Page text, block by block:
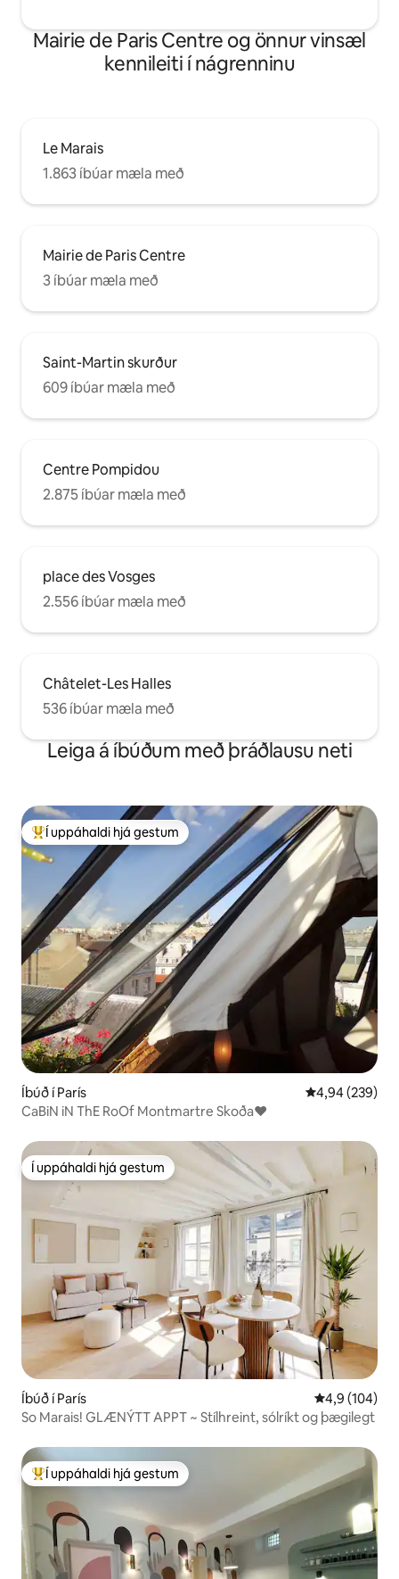
Mairie de Paris Centre og önnur vinsæl
kennileiti í nágrenninu
Le Marais
1.863 íbúar mæla með
Mairie de Paris Centre
3 íbúar mæla með
Saint-Martin skurður
609 íbúar mæla með
Centre Pompidou
2.875 íbúar mæla með
place des Vosges
2.556 íbúar mæla með
Châtelet-Les Halles
536 íbúar mæla með
Leiga á íbúðum með þráðlausu neti
Í mestu uppáhaldi hjá gestum
Í uppáhaldi hjá gestum
Íbúð í París 4,94 af 5 í
4,94 (239)
CaBiN iN ThE RoOf Montmartre Skoða♥
Í uppáhaldi hjá gestum
Í uppáhaldi hjá gestum
Íbúð í París 4,9 af 5 í
4,9 (104)
So Marais! GLÆNÝTT APPT ~ Stílhreint, sólríkt og þægilegt
Í mestu uppáhaldi hjá gestum
Í uppáhaldi hjá gestum